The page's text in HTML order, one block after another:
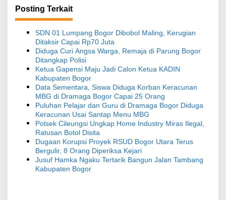
g
a
Posting Terkait
SDN 01 Lumpang Bogor Dibobol Maling, Kerugian
Ditaksir Capai Rp70 Juta
Diduga Curi Angsa Warga, Remaja di Parung Bogor
Ditangkap Polisi
Ketua Gapensi Maju Jadi Calon Ketua KADIN
Kabupaten Bogor
Data Sementara, Siswa Diduga Korban Keracunan
MBG di Dramaga Bogor Capai 25 Orang
Puluhan Pelajar dan Guru di Dramaga Bogor Diduga
Keracunan Usai Santap Menu MBG
Polsek Cileungsi Ungkap Home Industry Miras Ilegal,
Ratusan Botol Disita
Dugaan Korupsi Proyek RSUD Bogor Utara Terus
Bergulir, 8 Orang Diperiksa Kejari
Jusuf Hamka Ngaku Tertarik Bangun Jalan Tambang
Kabupaten Bogor